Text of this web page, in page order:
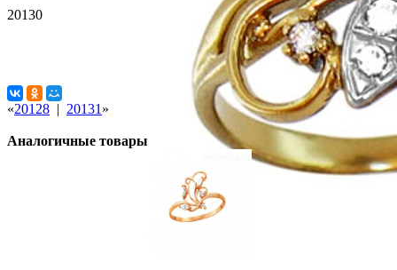
20130
«20128 | 20131 »
Аналогичные товары